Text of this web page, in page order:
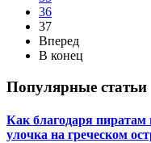
36
37
Вперед
В конец
Популярные статьи
Как благодаря
улочка на греческом